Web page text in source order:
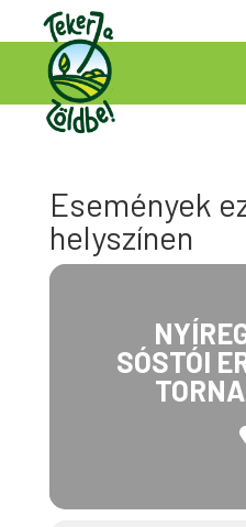
Események
helyszínen
SÓSTÓI